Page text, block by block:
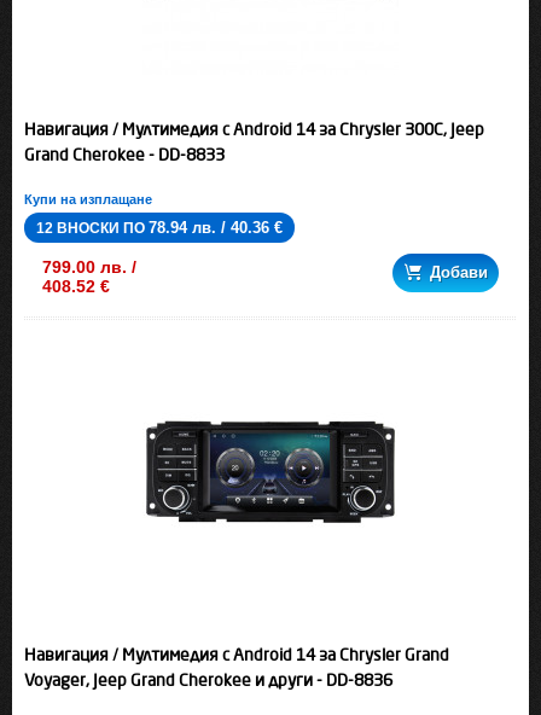
Навигация / Мултимедия с Android 14 за Chrysler 300C, Jeep
Grand Cherokee - DD-8833
Купи на изплащане
12 ВНОСКИ ПО 78.94 лв. / 40.36 €
799.00 лв. /
408.52 €
Добави
Навигация / Мултимедия с Android 14 за Chrysler Grand
Voyager, Jeep Grand Cherokee и други - DD-8836